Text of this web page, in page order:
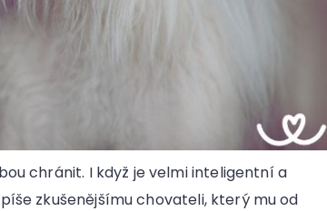
chránit. I když je velmi inteligentní a
zkušenějšímu chovateli, který mu od